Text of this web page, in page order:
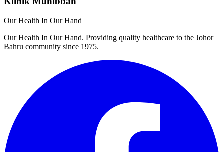
Our Health In Our Hand
Our Health In Our Hand. Providing quality healthcare to the Johor
Bahru community since 1975.